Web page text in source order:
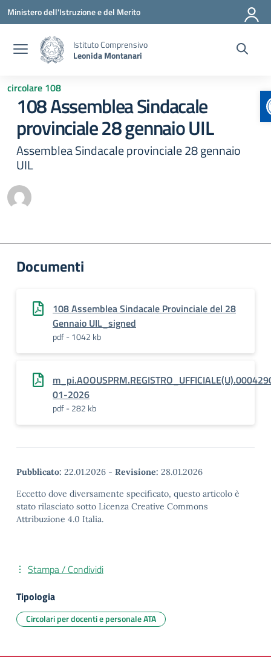
Vai ai contenuti
Vai al menu di navigazione
Vai al footer
Ministero dell'Istruzione e del Merito
Istituto Comprensivo
Leonida Montanari
circolare 108
108 Assemblea Sindacale
provinciale 28 gennaio UIL
Assemblea Sindacale provinciale 28 gennaio
UIL
Documenti
108 Assemblea Sindacale Provinciale del 28
Gennaio UIL_signed
pdf - 1042 kb
01-2026
pdf - 282 kb
Pubblicato: 22.01.2026 - Revisione: 28.01.2026
Eccetto dove diversamente specificato, questo articolo è
stato rilasciato sotto Licenza Creative Commons
Attribuzione 4.0 Italia.
Stampa / Condividi
Tipologia
Circolari per docenti e personale ATA